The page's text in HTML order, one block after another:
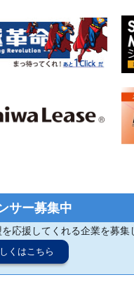
サー募集中
応援してくれる企業を募集
くはこちら